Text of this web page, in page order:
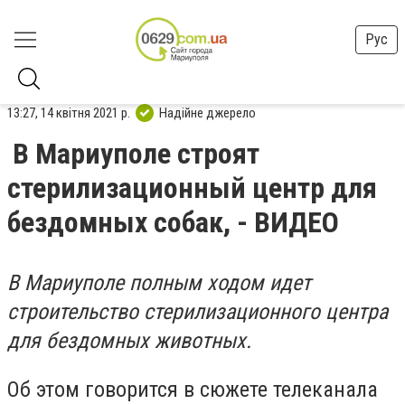
Рус
13:27, 14 квітня 2021 р. Надійне джерело
В Мариуполе строят
стерилизационный центр для
бездомных собак, - ВИДЕО
В Мариуполе полным ходом идет
строительство стерилизационного центра
для бездомных животных.
Об этом говорится в сюжете телеканала